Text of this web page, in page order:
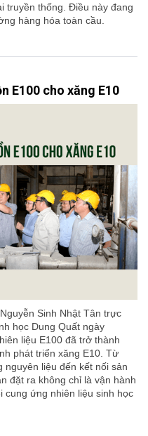
truyền thống. Điều này đang
hàng hóa toàn cầu.
E100 cho xăng E10
Sinh Nhật Tân trực
học Dung Quất ngày
liệu E100 đã trở thành
phát triển xăng E10. Từ
nguyên liệu đến kết nối sản
đặt ra không chỉ là vận hành
cung ứng nhiên liệu sinh học